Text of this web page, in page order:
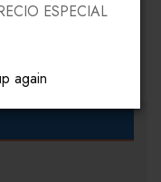
ESPECIAL
again